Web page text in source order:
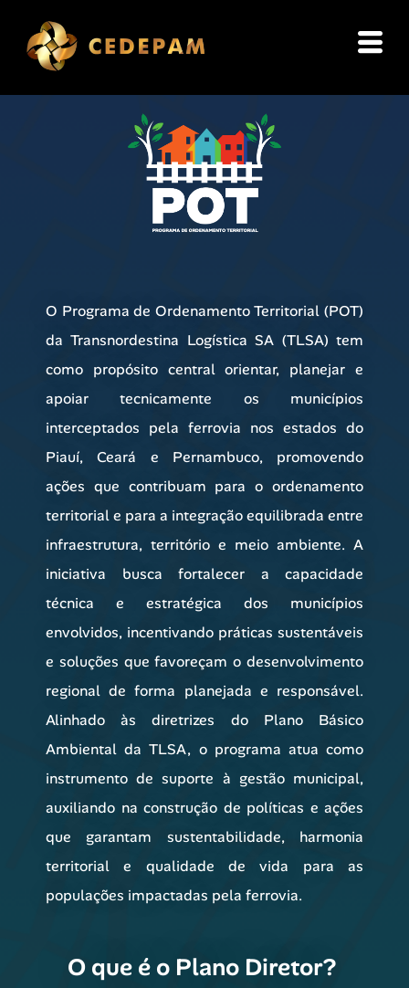
O Programa de Ordenamento Territorial (POT)
da Transnordestina Logística SA (TLSA) tem
como propósito central orientar, planejar e
apoiar tecnicamente os municípios
interceptados pela ferrovia nos estados do
Piauí, Ceará e Pernambuco, promovendo
ações que contribuam para o ordenamento
territorial e para a integração equilibrada entre
infraestrutura, território e meio ambiente. A
iniciativa busca fortalecer a capacidade
técnica e estratégica dos municípios
envolvidos, incentivando práticas sustentáveis
e soluções que favoreçam o desenvolvimento
regional de forma planejada e responsável.
Alinhado às diretrizes do Plano Básico
Ambiental da TLSA, o programa atua como
instrumento de suporte à gestão municipal,
auxiliando na construção de políticas e ações
que garantam sustentabilidade, harmonia
territorial e qualidade de vida para as
populações impactadas pela ferrovia.
O que é o Plano Diretor?